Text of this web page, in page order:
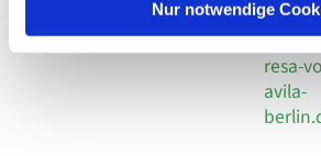
Nur notwendigeE-Mail
resa-
avila-